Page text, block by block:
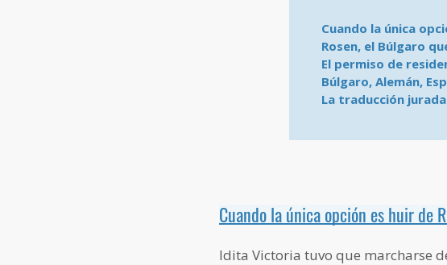
Cuando la única
Rosen, el Búlgaro
El permiso de
Búlgaro, Alemán,
La traducción
Cuando la única opción es huir de
Idita Victoria tuvo que marcharse